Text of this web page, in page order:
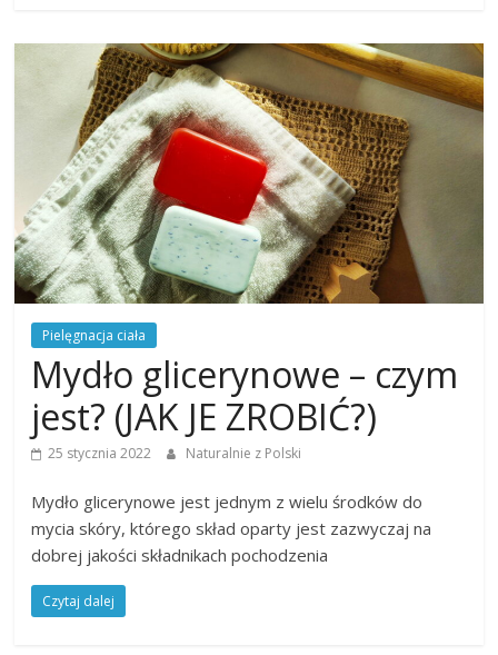
Pielęgnacja ciała
Mydło glicerynowe – czym
jest? (JAK JE ZROBIĆ?)
25 stycznia 2022 Naturalnie z Polski
Mydło glicerynowe jest jednym z wielu środków do
mycia skóry, którego skład oparty jest zazwyczaj na
dobrej jakości składnikach pochodzenia
Czytaj dalej